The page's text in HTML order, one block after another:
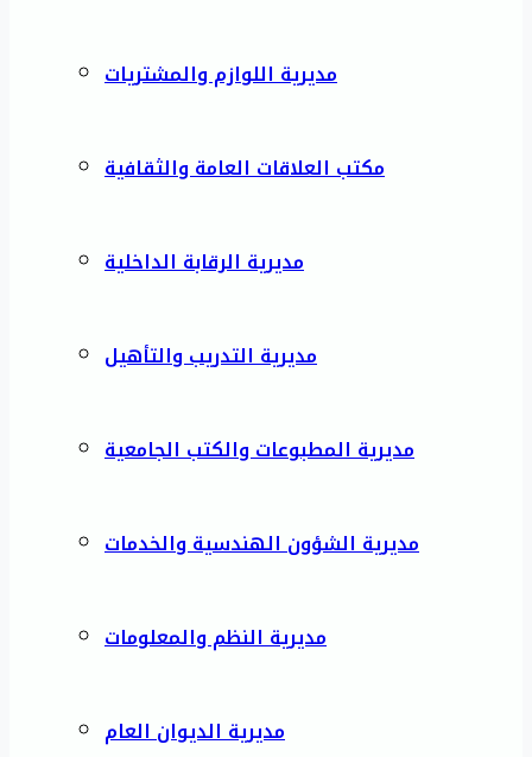
مديرية اللوازم والمشتريات
مكتب العلاقات العامة والثقافية
مديرية الرقابة الداخلية
مديرية التدريب والتأهيل
مديرية المطبوعات والكتب الجامعية
مديرية الشؤون الهندسية والخدمات
مديرية النظم والمعلومات
مديرية الديوان العام